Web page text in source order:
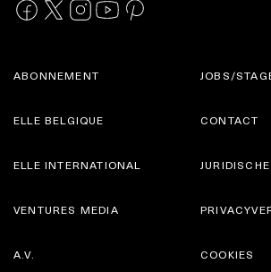
ABONNEMENT
ELLE BELGIQUE
JOBS/
CONTACT
ELLE INTERNATIONAL
VENTURES MEDIA
A.V. COOKIES